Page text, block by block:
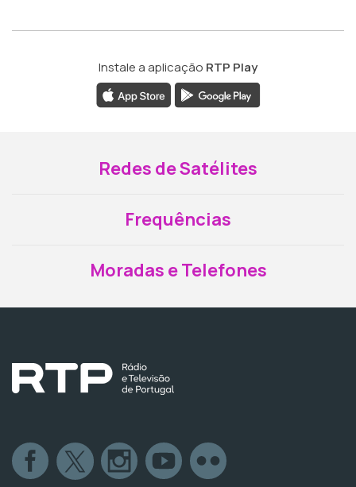
Instale a aplicação RTP Play
Redes de Satélites
Frequências
Moradas e Telefones